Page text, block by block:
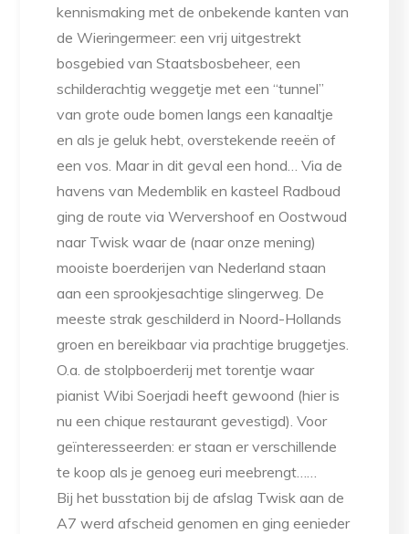
kennismaking met de onbekende kanten van
de Wieringermeer: een vrij uitgestrekt
bosgebied van Staatsbosbeheer, een
schilderachtig weggetje met een “tunnel”
van grote oude bomen langs een kanaaltje
en als je geluk hebt, overstekende reeën of
een vos. Maar in dit geval een hond… Via de
havens van Medemblik en kasteel Radboud
ging de route via Wervershoof en Oostwoud
naar Twisk waar de (naar onze mening)
mooiste boerderijen van Nederland staan
aan een sprookjesachtige slingerweg. De
meeste strak geschilderd in Noord-Hollands
groen en bereikbaar via prachtige bruggetjes.
O.a. de stolpboerderij met torentje waar
pianist Wibi Soerjadi heeft gewoond (hier is
nu een chique restaurant gevestigd). Voor
geïnteresseerden: er staan er verschillende
te koop als je genoeg euri meebrengt……
Bij het busstation bij de afslag Twisk aan de
A7 werd afscheid genomen en ging eenieder